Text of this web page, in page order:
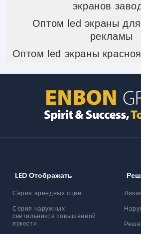
экранов
Оптом led экраны
рекламы
Оптом led экраны
LED Отображать
Серия арендных сцен
Серия наружных
светильников повышенной
яркости